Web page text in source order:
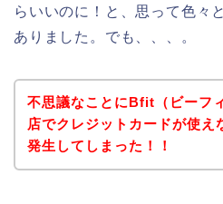
らいいのに！と、思って色々
ありました。でも、、、。
不思議なことにBfit（ビーフ
店でクレジットカードが使え
発生してしまった！！